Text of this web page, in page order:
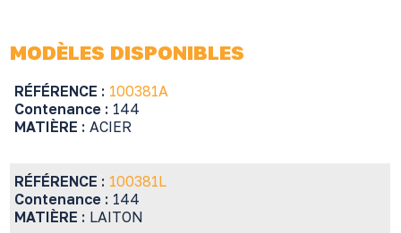
MODÈLES DISPONIBLES
RÉFÉRENCE : 100381A
Contenance : 144
MATIÈRE : ACIER
RÉFÉRENCE : 100381L
Contenance : 144
MATIÈRE : LAITON